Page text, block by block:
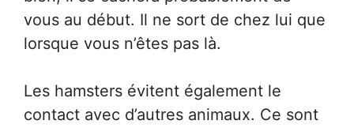
vous au début. Il ne sort de chez lui que
lorsque vous n’êtes pas là.
Les hamsters évitent également le
contact avec d’autres animaux. Ce sont